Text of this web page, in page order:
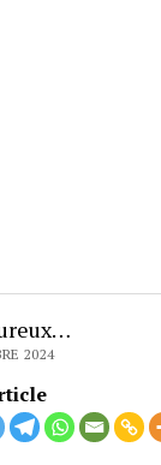
2024